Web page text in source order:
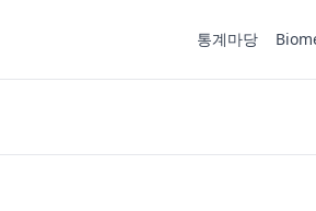
통계마당